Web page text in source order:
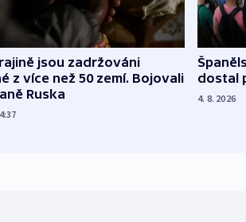
jsou zadržováni
z více než 50 zemí. Bojovali
Ruska
dostal
4. 8. 2026